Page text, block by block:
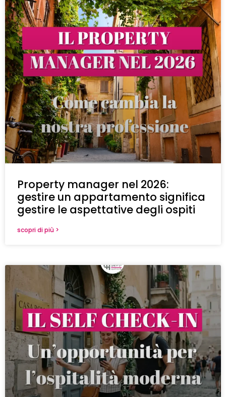
Property manager nel 2026:
gestire un appartamento significa
gestire le aspettative degli ospiti
scopri di più >